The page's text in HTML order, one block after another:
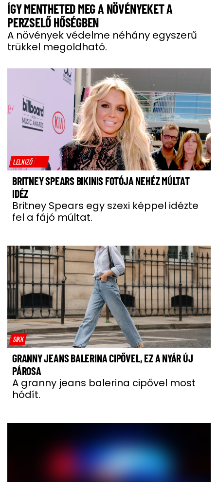
ÍGY MENTHETED MEG A NÖVÉNYEKET A
PERZSELŐ HŐSÉGBEN
A növények védelme néhány egyszerű
trükkel megoldható.
LELKIZŐ
BRITNEY SPEARS BIKINIS FOTÓJA NEHÉZ MÚLTAT
IDÉZ
Britney Spears egy szexi képpel idézte
fel a fájó múltat.
SIKK
GRANNY JEANS BALERINA CIPŐVEL, EZ A NYÁR ÚJ
PÁROSA
A granny jeans balerina cipővel most
hódít.